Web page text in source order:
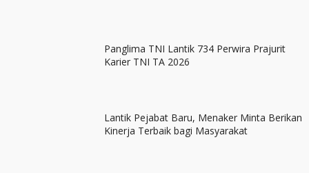
Panglima TNI Lantik 734 Perwira Prajurit
Karier TNI TA 2026
Lantik Pejabat Baru, Menaker Minta Berikan
Kinerja Terbaik bagi Masyarakat